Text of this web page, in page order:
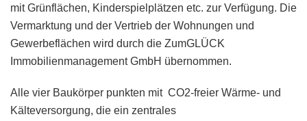
mit Grünflächen, Kinderspielplätzen etc. zur Verfügung. Die
Vermarktung und der Vertrieb der Wohnungen und
Gewerbeflächen wird durch die ZumGLÜCK
Immobilienmanagement GmbH übernommen.
Alle vier Baukörper punkten mit CO2-freier Wärme- und
Kälteversorgung, die ein zentrales